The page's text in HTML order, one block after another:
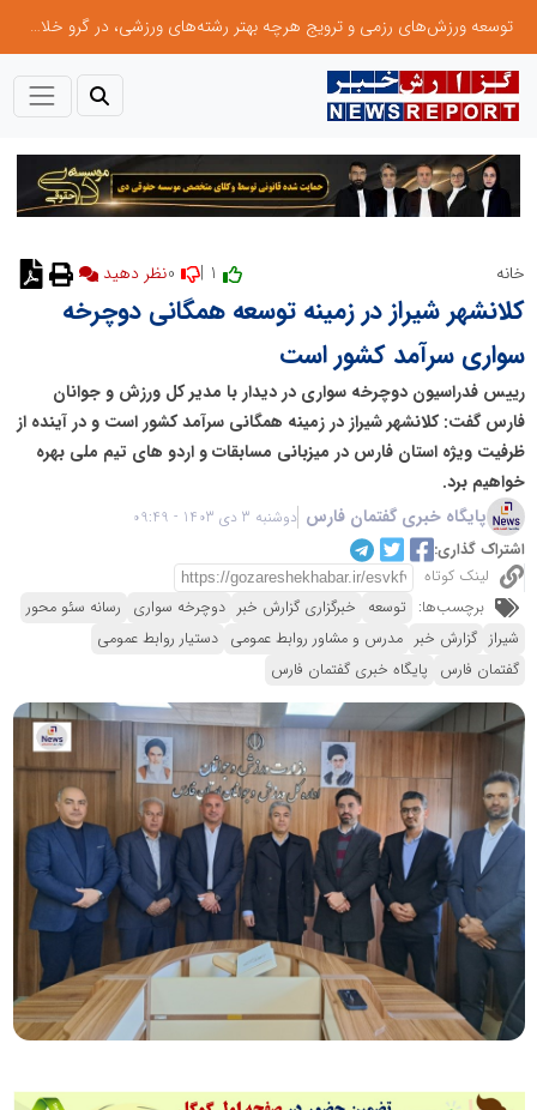
توسعه ورزش‌های رزمی و ترویج هرچه بهتر رشته‌های ورزشی، در گرو خلاقیت و نوآوری است
خانه
کلانشهر شیراز در زمینه توسعه همگانی دوچرخه
سواری سرآمد کشور است
رییس فدراسیون دوچرخه سواری در دیدار با مدیر کل ورزش و جوانان
فارس گفت: کلانشهر شیراز در زمینه همگانی سرآمد کشور است و در آینده از
ظرفیت ویژه استان فارس در میزبانی مسابقات و اردو های تیم ملی بهره
خواهیم برد.
پایگاه خبری گفتمان فارس دوشنبه 3 دی 1403 - 09:49
اشتراک گذاری:
لینک کوتاه
برچسب‌ها: توسعه خبرگزاری گزارش خبر دوچرخه سواری رسانه سئو محور
شیراز گزارش خبر مدرس و مشاور روابط عمومی دستیار روابط عمومی
گفتمان فارس پایگاه خبری گفتمان فارس